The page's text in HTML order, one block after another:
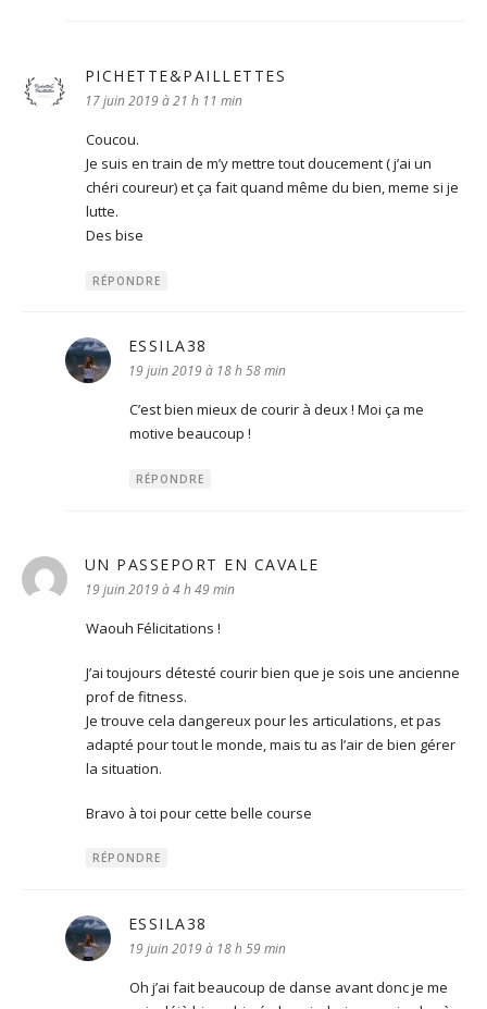
PICHETTE&PAILLETTES
17 juin 2019 à 21 h 11 min
Coucou.
Je suis en train de m’y mettre tout doucement ( j’ai un
chéri coureur) et ça fait quand même du bien, meme si je
lutte.
Des bise
RÉPONDRE
ESSILA38
19 juin 2019 à 18 h 58 min
C’est bien mieux de courir à deux ! Moi ça me
motive beaucoup !
RÉPONDRE
UN PASSEPORT EN CAVALE
19 juin 2019 à 4 h 49 min
Waouh Félicitations !
J’ai toujours détesté courir bien que je sois une ancienne
prof de fitness.
Je trouve cela dangereux pour les articulations, et pas
adapté pour tout le monde, mais tu as l’air de bien gérer
la situation.
Bravo à toi pour cette belle course
RÉPONDRE
ESSILA38
19 juin 2019 à 18 h 59 min
Oh j’ai fait beaucoup de danse avant donc je me